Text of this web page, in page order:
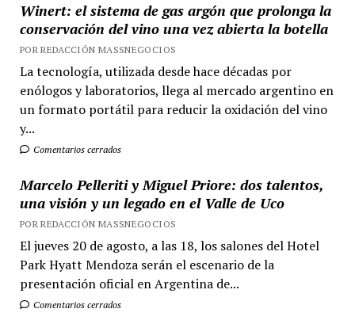
Winert: el sistema de gas argón que prolonga la
conservación del vino una vez abierta la botella
POR REDACCIÓN MASSNEGOCIOS
La tecnología, utilizada desde hace décadas por
enólogos y laboratorios, llega al mercado argentino en
un formato portátil para reducir la oxidación del vino
y...
Comentarios cerrados
Marcelo Pelleriti y Miguel Priore: dos talentos,
una visión y un legado en el Valle de Uco
POR REDACCIÓN MASSNEGOCIOS
El jueves 20 de agosto, a las 18, los salones del Hotel
Park Hyatt Mendoza serán el escenario de la
presentación oficial en Argentina de...
Comentarios cerrados